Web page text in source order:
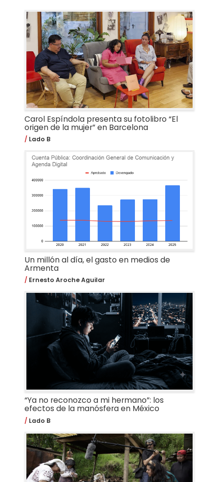
Carol Espíndola presenta su fotolibro “El
origen de la mujer” en Barcelona
Lado B
Un millón al día, el gasto en medios de
Armenta
Ernesto Aroche Aguilar
“Ya no reconozco a mi hermano”: los
efectos de la manósfera en México
Lado B